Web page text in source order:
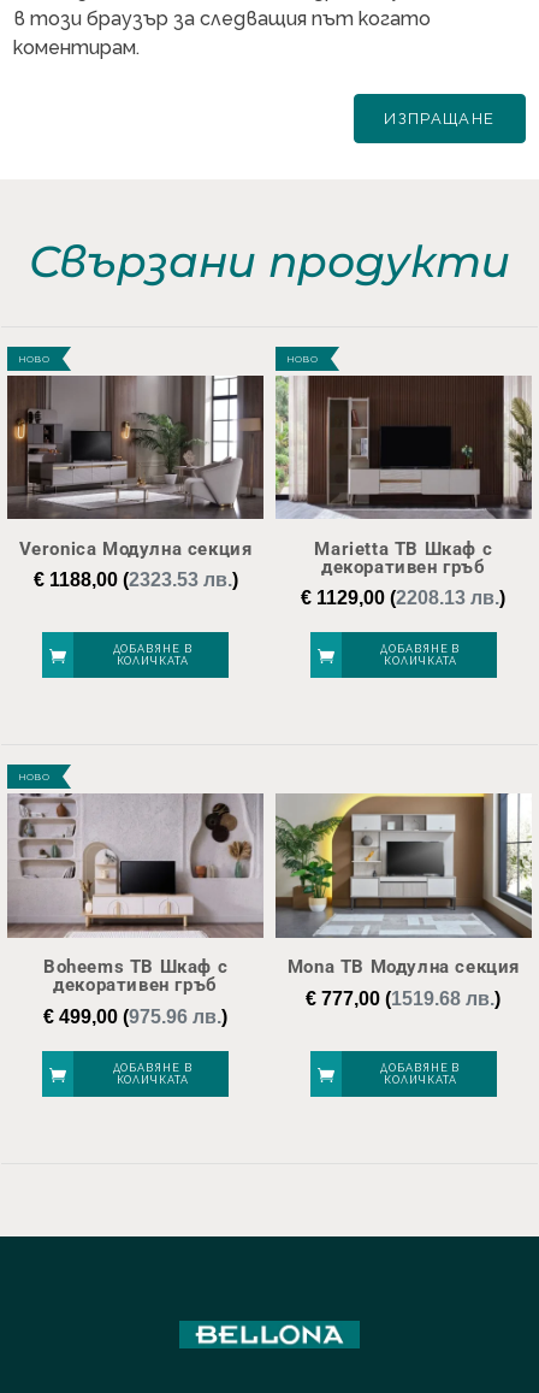
в този браузър за следващия път когато
коментирам.
Свързани продукти
НОВО
Veronica Модулна секция
€1188,00(2323.53 лв.)
ДОБАВЯНЕ В
КОЛИЧКАТА
НОВО
Marietta ТВ Шкаф с
декоративен гръб
€ 1129,00 (2208.13 лв.)
ДОБАВЯНЕ В
КОЛИЧКАТА
НОВО
Boheems ТВ Шкаф с
декоративен гръб
€ 499,00 (975.96 лв.)
ДОБАВЯНЕ В
КОЛИЧКАТА
Mona ТВ Модулна секция
€ 777,00 (1519.68 лв.)
ДОБАВЯНЕ В
КОЛИЧКАТА